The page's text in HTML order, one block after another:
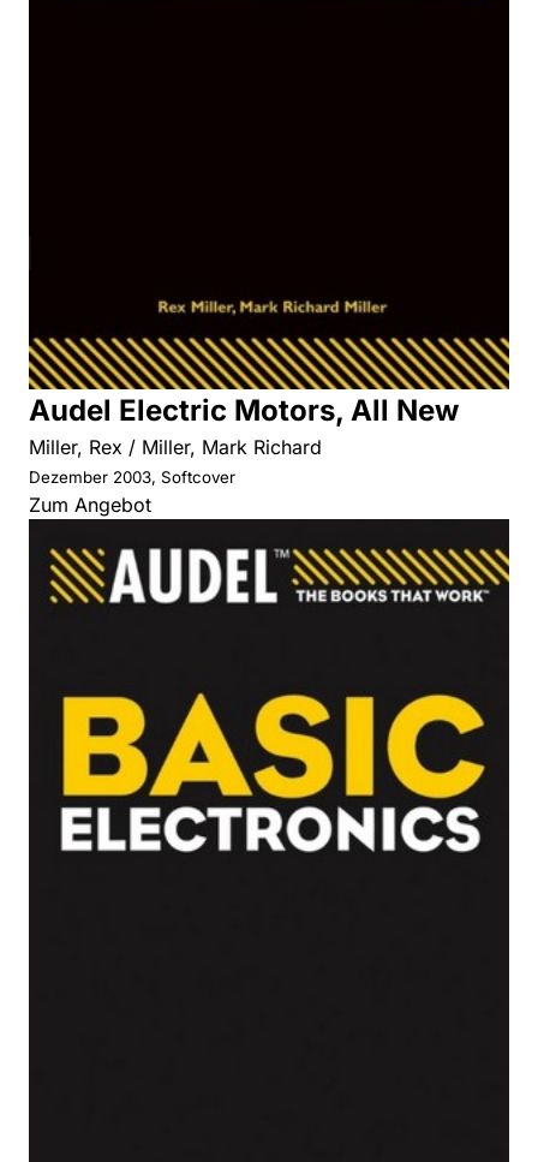
Audel Electric Motors, All New
Miller, Rex / Miller, Mark Richard
Dezember 2003, Softcover
Zum Angebot